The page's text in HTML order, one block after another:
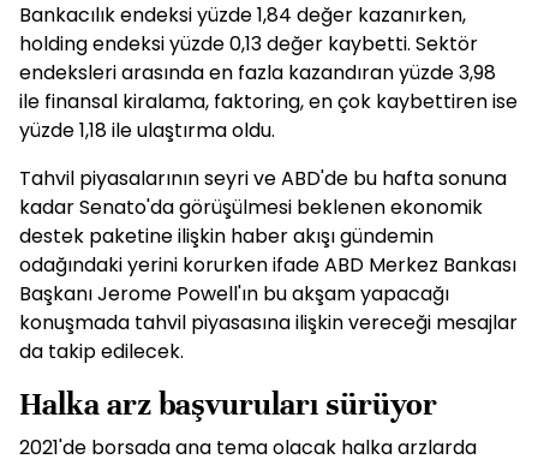
Bankacılık endeksi yüzde 1,84 değer kazanırken,
holding endeksi yüzde 0,13 değer kaybetti. Sektör
endeksleri arasında en fazla kazandıran yüzde 3,98
ile finansal kiralama, faktoring, en çok kaybettiren ise
yüzde 1,18 ile ulaştırma oldu.
Tahvil piyasalarının seyri ve ABD'de bu hafta sonuna
kadar Senato'da görüşülmesi beklenen ekonomik
destek paketine ilişkin haber akışı gündemin
odağındaki yerini korurken ifade ABD Merkez Bankası
Başkanı Jerome Powell'ın bu akşam yapacağı
konuşmada tahvil piyasasına ilişkin vereceği mesajlar
da takip edilecek.
Halka arz başvuruları sürüyor
2021'de borsada ana tema olacak halka arzlarda